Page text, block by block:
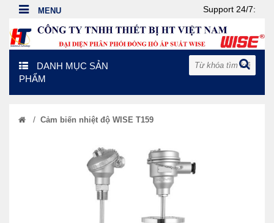
Support 24/7:
DANH MỤC SẢN
PHẨM
/ Cảm biến nhiệt độ WISE T159